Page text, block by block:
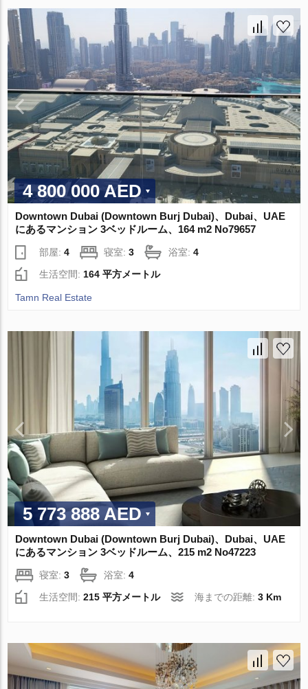
4 800 000 AED
Downtown Dubai (Downtown Burj Dubai)、Dubai、UAE
にあるマンション 3ベッドルーム、164 m2 No79657
部屋:4 寝室:3 浴室:4
生活空間: 164 平方メートル
Tamn Real Estate
5 773 888 AED
Downtown Dubai (Downtown Burj Dubai)、Dubai、UAE
にあるマンション 3ベッドルーム、215 m2 No47223
寝室:3 浴室:4
生活空間:215 平方メートル 海までの距離:3 Km